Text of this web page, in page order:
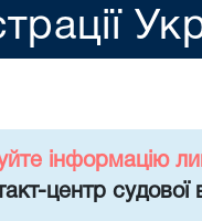
інформацію
центр судової